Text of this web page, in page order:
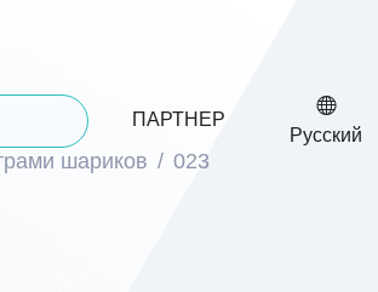
ПАРТНЕР
Русский
шариков 023